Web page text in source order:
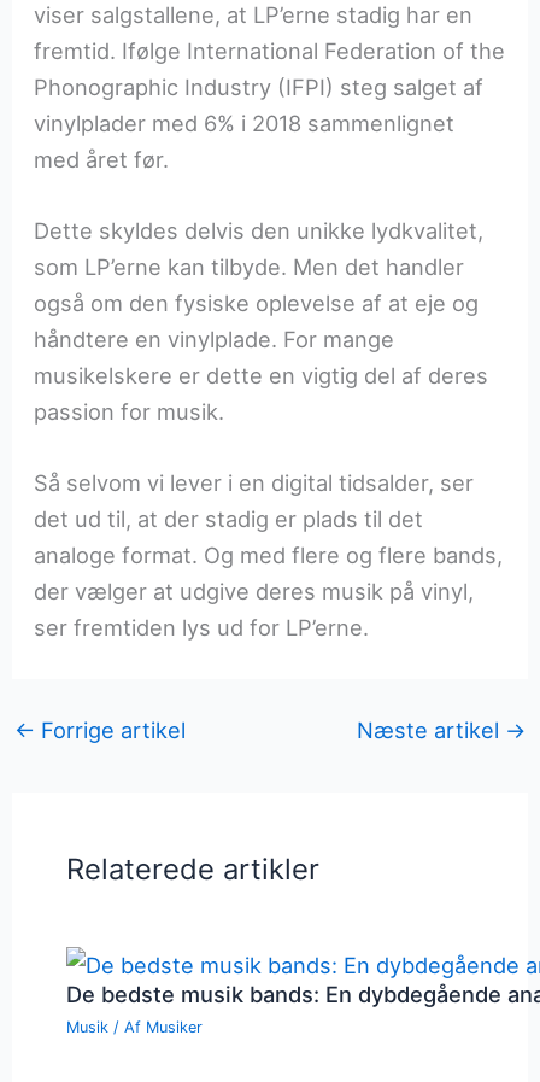
viser salgstallene, at LP’erne stadig har en
fremtid. Ifølge International Federation of the
Phonographic Industry (IFPI) steg salget af
vinylplader med 6% i 2018 sammenlignet
med året før.
Dette skyldes delvis den unikke lydkvalitet,
som LP’erne kan tilbyde. Men det handler
også om den fysiske oplevelse af at eje og
håndtere en vinylplade. For mange
musikelskere er dette en vigtig del af deres
passion for musik.
Så selvom vi lever i en digital tidsalder, ser
det ud til, at der stadig er plads til det
analoge format. Og med flere og flere bands,
der vælger at udgive deres musik på vinyl,
ser fremtiden lys ud for LP’erne.
← Forrige artikel Næste artikel →
Relaterede artikler
De bedste musik bands: En dybdegående
Musik / Af Musiker